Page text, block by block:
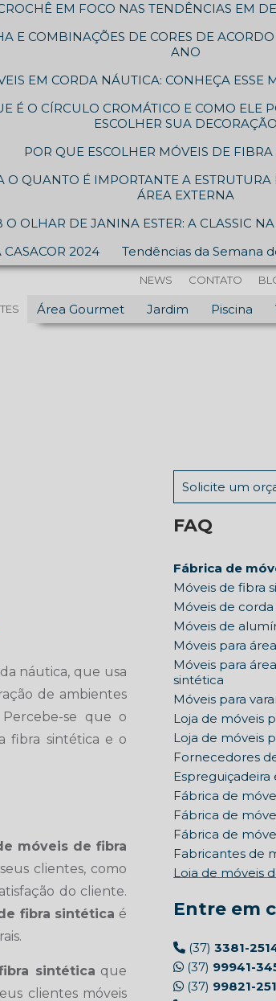
Área Gourmet Jardim Piscina
NEWS CONTATO
EM FOCO NAS TENDÊNCIAS EM
E COMBINAÇÕES DE CORES DE
ANO
EM CORDA NÁUTICA: CONHEÇA ESSE
É O CÍRCULO CROMÁTICO E COMO ELE
ESCOLHER SUA DECORAÇÃO
POR QUE ESCOLHER MÓVEIS DE FIBRA
O QUANTO É IMPORTANTE A
ÁREA EXTERNA
O OLHAR DE JANINA ESTER: A CLASSIC
CASACOR 2024
Tendências da Semana
náutica, que usa
de ambientes
se que o
fibra sintética e o
móveis de fibra
clientes, como
do cliente.
fibra sintética é
sintética que
clientes móveis
Solicite um
FAQ
Fábrica de
Móveis de fibra
Móveis de
Móveis de
Móveis para
Móveis para
sintética
Móveis para
Loja de móveis
Loja de móveis
Fornecedores
Fábrica de
Fábrica de
Fábrica de
Fabricantes de
Loja de móveis
Loja de móveis
Móveis para
Móveis para
Móveis piscina
Entre em
(37) 3381-
(37) 99941-
(37) 99821-